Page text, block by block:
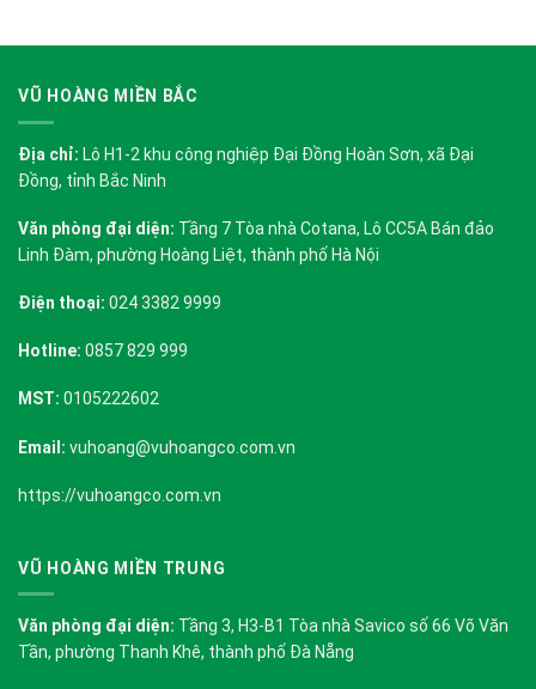
VŨ HOÀNG MIỀN BẮC
Địa chỉ: Lô H1-2 khu công nghiệp Đại Đồng Hoàn Sơn, xã Đại
Đồng, tỉnh Bắc Ninh
Văn phòng đại diện: Tầng 7 Tòa nhà Cotana, Lô CC5A Bán đảo
Linh Đàm, phường Hoàng Liệt, thành phố Hà Nội
Điện thoại: 024 3382 9999
Hotline: 0857 829 999
MST: 0105222602
Email: vuhoang@vuhoangco.com.vn
https://vuhoangco.com.vn
VŨ HOÀNG MIỀN TRUNG
Văn phòng đại diện: Tầng 3, H3-B1 Tòa nhà Savico số 66 Võ Văn
Tần, phường Thanh Khê, thành phố Đà Nẵng